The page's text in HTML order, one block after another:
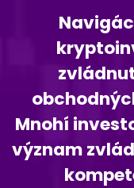
Mnohí
význam